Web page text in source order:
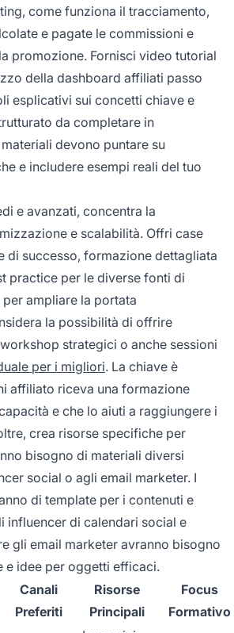
come funziona il tracciamento,
e pagate le commissioni e
promozione. Fornisci video tutorial
della dashboard affiliati passo
esplicativi sui concetti chiave e
da completare in
devono puntare su
e includere esempi reali del tuo
e avanzati, concentra la
e scalabilità. Offri case
di successo, formazione dettagliata
practice per le diverse fonti di
ampliare la portata
la possibilità di offrire
strategici o anche sessioni
per i migliori. La chiave è
affiliato riceva una formazione
e che lo aiuti a raggiungere i
crea risorse specifiche per
bisogno di materiali diversi
social o agli email marketer. I
di template per i contenuti e
influencer di calendari social e
gli email marketer avranno bisogno
e idee per oggetti efficaci.
Canali
Preferiti
Risorse
Principali
Focus
Formativo